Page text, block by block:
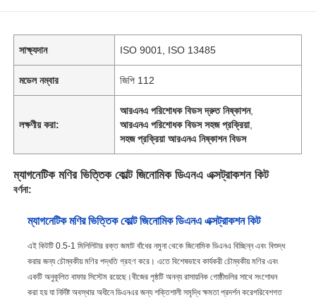
সাক্ষ্যদান ISO 9001, ISO 13485
মডেল নম্বার জিপি 112
লক্ষণীয় করা:
আরএনএ পরিশোধক বিডস দ্রুত নিষ্কাশন,
আরএনএ পরিশোধক বিডস সহজ প্রক্রিয়া,
সহজ প্রক্রিয়া আরএনএ নিষ্কাশন বিডস
ম্যাগনেটিক মণির ভিত্তিক কোল্ট জিনোমিক ডিএনএ এক্সট্রাকশন কিট
বর্ণনা:
ম্যাগনেটিক মণির ভিত্তিক কোল্ট জিনোমিক ডিএনএ এক্সট্রাকশন কিট
এই কিটটি 0.5-1 মিলিলিটার রক্ত জমাট বাঁধের নমুনা থেকে জিনোমিক ডিএনএ বিচ্ছিন্ন এবং বিশুদ্ধ
করার জন্য চৌম্বকীয় মণির পদ্ধতি গ্রহণ করে। এতে বিশেষভাবে কার্যকরী চৌম্বকীয় মণির এবং
একটি অনুকূলিত বাফার সিস্টেম রয়েছে।বীজের পৃষ্ঠটি অনন্য রাসায়নিক গোষ্ঠীগুলির সাথে সংশোধন
করা হয় যা নির্দিষ্ট অবস্থার অধীনে ডিএনএর জন্য শক্তিশালী সমৃদ্ধি ক্ষমতা প্রদর্শন করেপরিবেশগত